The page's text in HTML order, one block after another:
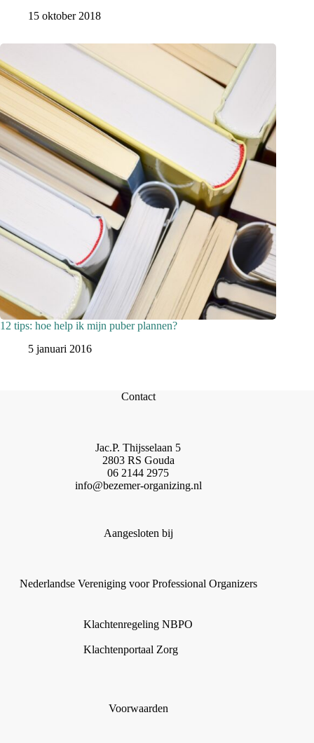
15 oktober 2018
12 tips: hoe help ik mijn puber plannen?
5 januari 2016
Contact
Jac.P. Thijsselaan 5
2803 RS Gouda
06 2144 2975
info@bezemer-organizing.nl
Aangesloten bij
Nederlandse Vereniging voor Professional Organizers
Klachtenregeling NBPO
Klachtenportaal Zorg
Voorwaarden